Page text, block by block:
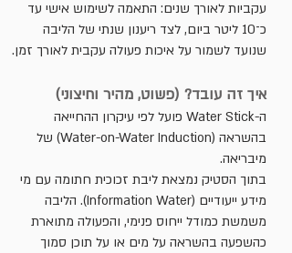
עקביות לאורך שנים: התאמה לשימוש אישי עד
כ־10 ליטר ביום, לצד ריענון שנתי של הליבה
שנועד לשמור על איכות פעולה עקבית לאורך זמן.
איך זה עובד? (פשוט, מהיר וחיצוני)
ה-Water Stick פועל לפי עיקרון ההחייאה
בהשראה (Water-on-Water Induction) של
מיבריאה.
בתוך הסטיק נמצאת ליבת זכוכית חתומה עם מי
מידע ייעודיים (Information Water). הליבה
משמשת כמודל ייחוס פנימי, והפעולה מתוארת
כהשפעה בהשראה על מים או על תוכן סמוך